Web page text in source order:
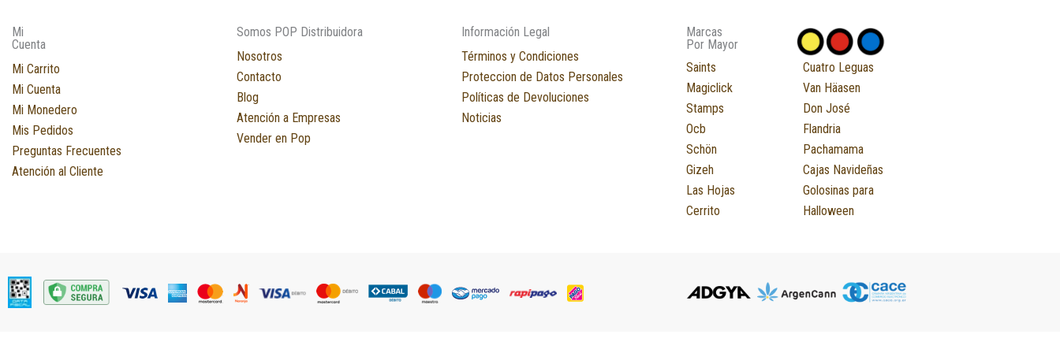
Mi
Cuenta
Mi Carrito
Mi Cuenta
Mi Monedero
Mis Pedidos
Preguntas Frecuentes
Atención al Cliente
Somos POP Distribuidora
Nosotros
Contacto
Blog
Atención a Empresas
Vender en Pop
Información Legal
Términos y Condiciones
Proteccion de Datos Personales
Políticas de Devoluciones
Noticias
Marcas
Por Mayor
Saints
Magiclick
Stamps
Ocb
Schön
Gizeh
Las Hojas
Cerrito
Cuatro Leguas
Van Häasen
Don José
Flandria
Pachamama
Cajas Navideñas
Golosinas para
Halloween